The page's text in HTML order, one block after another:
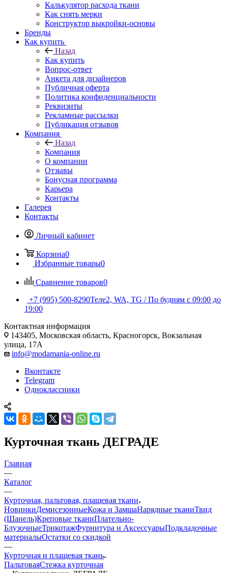
Калькулятор расхода ткани
Как снять мерки
Конструктор выкройки-основы
Бренды
Как купить
Назад
Как купить
Вопрос-ответ
Анкета для дизайнеров
Публичная оферта
Политика конфиденциальности
Реквизиты
Рекламные рассылки
Публикация отзывов
Компания
Назад
Компания
О компании
Отзывы
Бонусная программа
Карьера
Контакты
Галерея
Контакты
Личный кабинет
Корзина0
Избранные товары0
Сравнение товаров0
+7 (995) 500-8290Теле2, WA, TG / По будням c 09:00 до
19:00
Контактная информация
143405, Московская область, Красногорск, Вокзальная
улица, 17А
info@modamania-online.ru
Вконтакте
Telegram
Одноклассники
Курточная ткань ДЕГРАДЕ
Главная
—
Каталог
—
Курточная, пальтовая, плащевая ткани
НовинкиДемисезонныеКожа и ЗамшаНарядные тканиТвид
(Шанель)Креповые тканиПлательно-
БлузочныеТрикотажФурнитура и АксессуарыПодкладочные
материалыОстатки со скидкой
—
Курточная и плащевая ткань
ПальтоваяСтежка курточная